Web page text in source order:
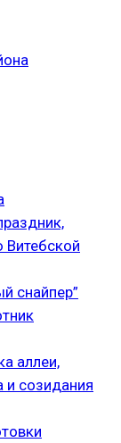
снайпер”
аллеи,
и созидания